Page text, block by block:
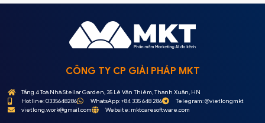
CÔNG TY CP GIẢI PHÁP MKT
Tầng 4 Toà Nhà Stellar Garden, 35 Lê Văn Thiêm, Thanh Xuân, HN
Hotline: 0335648286
WhatsApp: +84 335 648 286
Telegram: @vietlongmkt
vietlong.work@gmail.com
Website: mktcaresoftware.com